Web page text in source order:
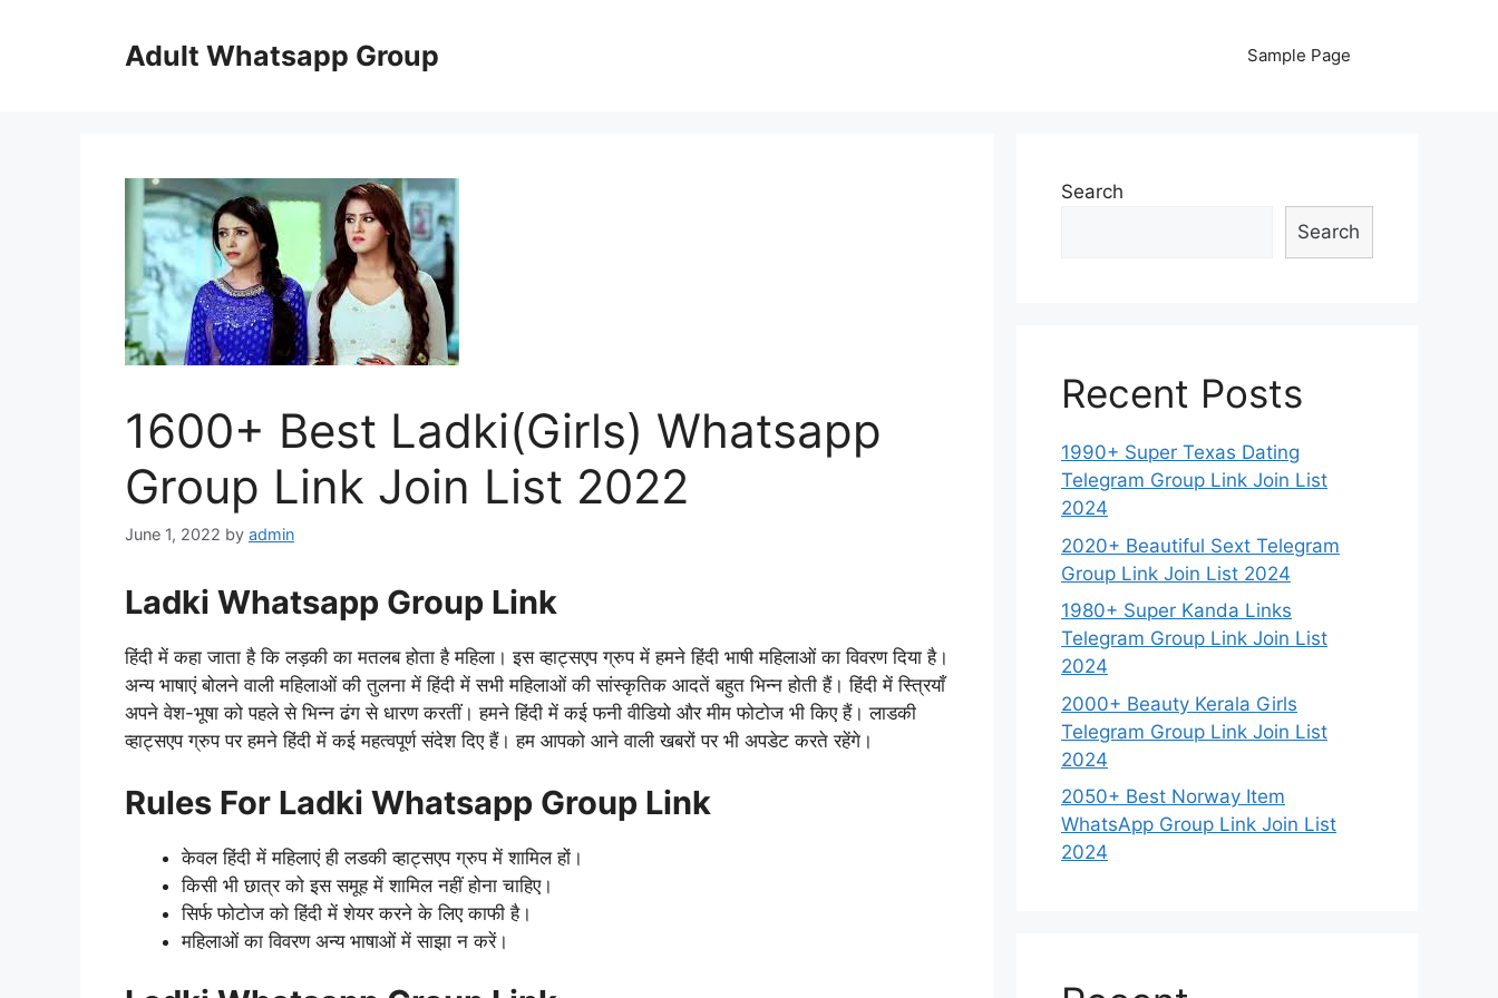
Adult Whatsapp Group Sample Page
1600+ Best Ladki(Girls) Whatsapp
Group Link Join List 2022
June 1, 2022 by admin
Ladki Whatsapp Group Link
हिंदी में कहा जाता है कि लड़की का मतलब होता है महिला। इस व्हाट्सएप ग्रुप में हमने हिंदी भाषी महिलाओं का विवरण दिया है।
अन्य भाषाएं बोलने वाली महिलाओं की तुलना में हिंदी में सभी महिलाओं की सांस्कृतिक आदतें बहुत भिन्न होती हैं। हिंदी में स्त्रियाँ
अपने वेश-भूषा को पहले से भिन्न ढंग से धारण करतीं। हमने हिंदी में कई फनी वीडियो और मीम फोटोज भी किए हैं। लाडकी
व्हाट्सएप ग्रुप पर हमने हिंदी में कई महत्वपूर्ण संदेश दिए हैं। हम आपको आने वाली खबरों पर भी अपडेट करते रहेंगे।
Rules For Ladki Whatsapp Group Link
केवल हिंदी में महिलाएं ही लडकी व्हाट्सएप ग्रुप में शामिल हों।
किसी भी छात्र को इस समूह में शामिल नहीं होना चाहिए।
सिर्फ फोटोज को हिंदी में शेयर करने के लिए काफी है।
महिलाओं का विवरण अन्य भाषाओं में साझा न करें।
Search
Search
Recent Posts
1990+ Super Texas Dating
Telegram Group Link Join List
2024
2020+ Beautiful Sext Telegram
Group Link Join List 2024
1980+ Super Kanda Links
Telegram Group Link Join List
2024
2000+ Beauty Kerala Girls
Telegram Group Link Join List
2024
2050+ Best Norway Item
WhatsApp Group Link Join List
2024